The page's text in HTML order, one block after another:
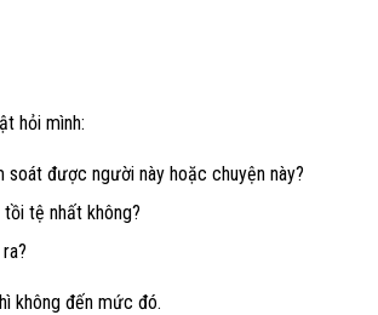
hỏi mình:
soát được người này hoặc chuyện này?
tệ nhất không?
không đến mức đó.